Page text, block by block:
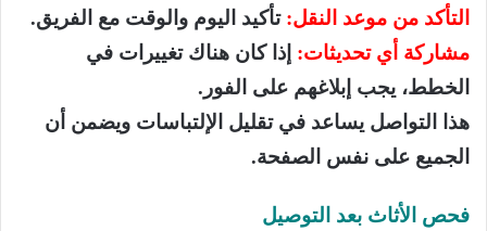
التأكد من موعد النقل:تأكيد اليوم والوقت مع الفريق.
مشاركة أي تحديثات: إذا كان هناك تغييرات في
الخطط، يجب إبلاغهم على الفور.
هذا التواصل يساعد في تقليل الإلتباسات ويضمن أن
الجميع على نفس الصفحة.
فحص الأثاث بعد التوصيل